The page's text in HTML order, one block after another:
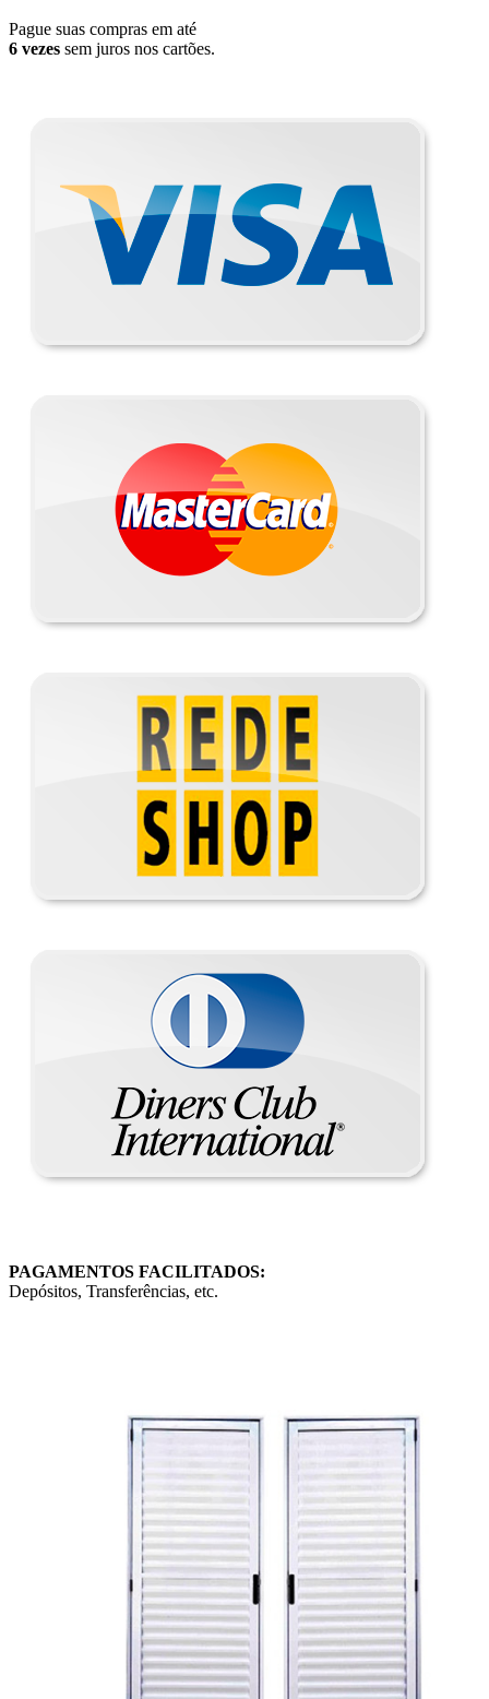
Pague suas compras em até
6 vezes sem juros nos cartões.
PAGAMENTOS FACILITADOS:
Depósitos, Transferências, etc.